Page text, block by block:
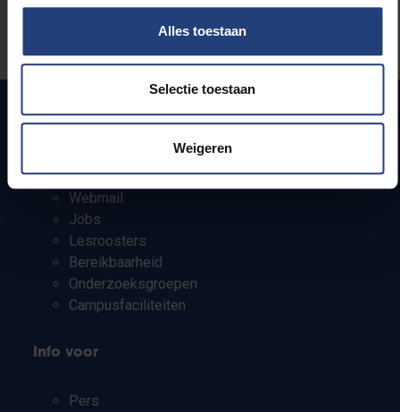
Alles toestaan
Selectie toestaan
Weigeren
Webmail
Jobs
Lesroosters
Bereikbaarheid
Onderzoeksgroepen
Campusfaciliteiten
Info voor
Pers